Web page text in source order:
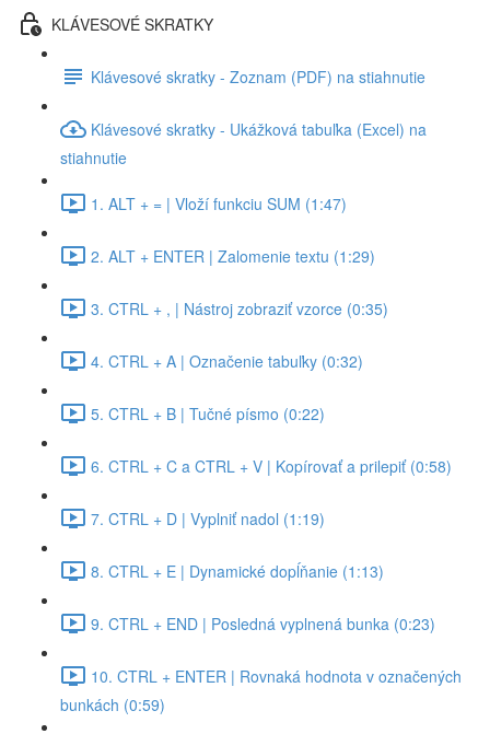
KLÁVESOVÉ SKRATKY
Klávesové skratky - Zoznam (PDF) na stiahnutie
Klávesové skratky - Ukážková tabuľka (Excel) na
stiahnutie
1. ALT + = | Vloží funkciu SUM (1:47)
2. ALT + ENTER | Zalomenie textu (1:29)
3. CTRL + , | Nástroj zobraziť vzorce (0:35)
4. CTRL + A | Označenie tabuľky (0:32)
5. CTRL + B | Tučné písmo (0:22)
6. CTRL + C a CTRL + V | Kopírovať a prilepiť (0:58)
7. CTRL + D | Vyplniť nadol (1:19)
8. CTRL + E | Dynamické dopĺňanie (1:13)
9. CTRL + END | Posledná vyplnená bunka (0:23)
10. CTRL + ENTER | Rovnaká hodnota v označených
bunkách (0:59)